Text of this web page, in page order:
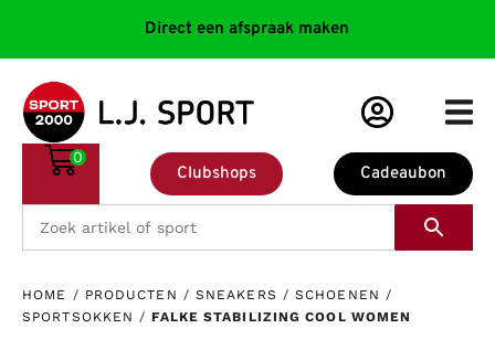
Direct een afspraak maken
Cadeaubon
Clubshops
0
HOME / PRODUCTEN / SNEAKERS /SCHOENEN /
SPORTSOKKEN /FALKE STABILIZING COOL WOMEN